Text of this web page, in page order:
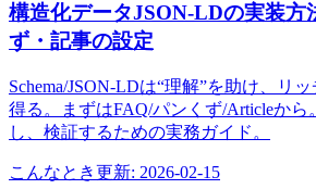
構造化データJSON-LDの実装方
ず・記事の設定
Schema/JSON-LDは“理解”を助け、リ
得る。まずはFAQ/パンくず/Articleから
し、検証するための実務ガイド。
こんなとき更新: 2026-02-15